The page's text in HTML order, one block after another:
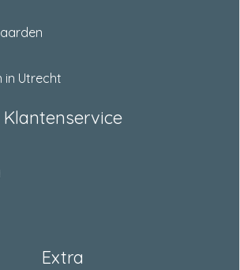
in Utrecht
Klantenservice
Extra